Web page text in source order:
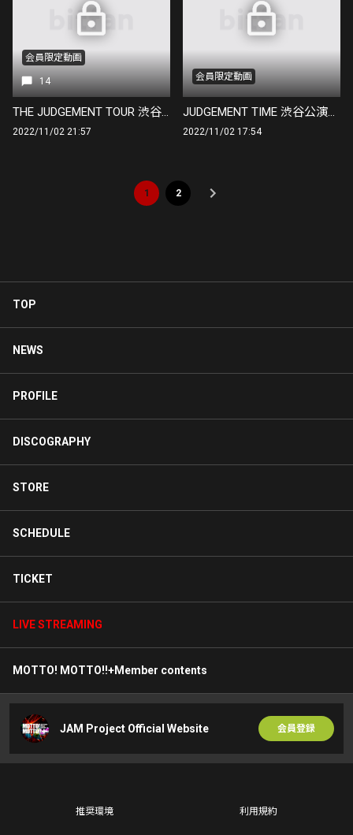
会員限定動画
14
THE JUDGEMENT TOUR 渋谷公演 終演直後！
2022/11/02 21:57
会員限定動画
JUDGEMENT TIME 渋谷公演の正解は…
2022/11/02 17:54
1 2
TOP
NEWS
PROFILE
DISCOGRAPHY
STORE
SCHEDULE
TICKET
LIVE STREAMING
MOTTO! MOTTO!!+Member contents
JAM Project Official Website 会員登録
推奨環境 利用規約